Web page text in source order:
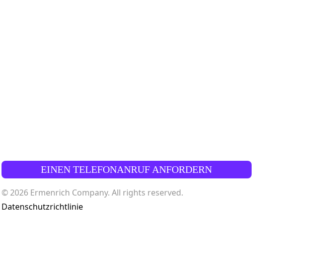
EINEN TELEFONANRUF ANFORDERN
© 2026 Ermenrich Company. All rights reserved.
Datenschutzrichtlinie